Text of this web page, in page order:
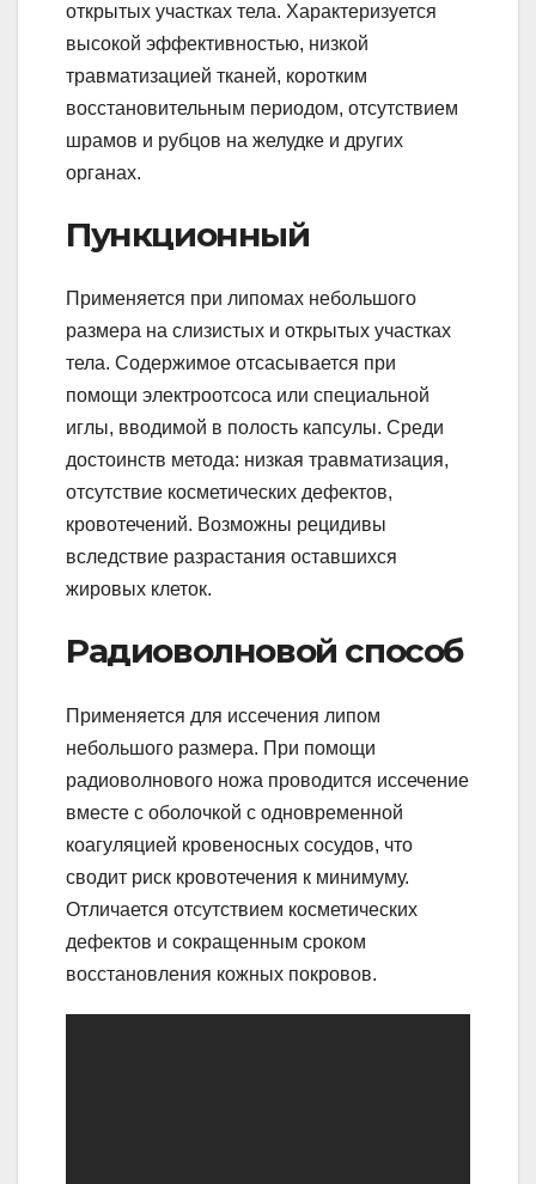
открытых участках тела. Характеризуется
высокой эффективностью, низкой
травматизацией тканей, коротким
восстановительным периодом, отсутствием
шрамов и рубцов на желудке и других
органах.
Пункционный
Применяется при липомах небольшого
размера на слизистых и открытых участках
тела. Содержимое отсасывается при
помощи электроотсоса или специальной
иглы, вводимой в полость капсулы. Среди
достоинств метода: низкая травматизация,
отсутствие косметических дефектов,
кровотечений. Возможны рецидивы
вследствие разрастания оставшихся
жировых клеток.
Радиоволновой способ
Применяется для иссечения липом
небольшого размера. При помощи
радиоволнового ножа проводится иссечение
вместе с оболочкой с одновременной
коагуляцией кровеносных сосудов, что
сводит риск кровотечения к минимуму.
Отличается отсутствием косметических
дефектов и сокращенным сроком
восстановления кожных покровов.